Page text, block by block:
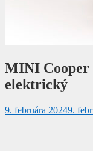
MINI Cooper
elektrický
9. februára 20249.